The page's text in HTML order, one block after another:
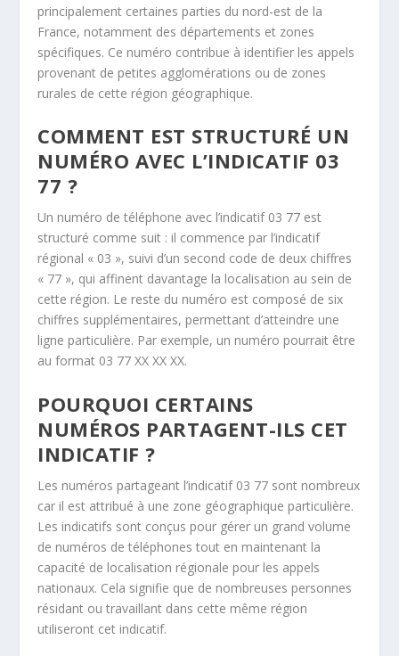
principalement certaines parties du nord-est de la
France, notamment des départements et zones
spécifiques. Ce numéro contribue à identifier les appels
provenant de petites agglomérations ou de zones
rurales de cette région géographique.
COMMENT EST STRUCTURÉ UN
NUMÉRO AVEC L’INDICATIF 03
77 ?
Un numéro de téléphone avec l’indicatif 03 77 est
structuré comme suit : il commence par l’indicatif
régional « 03 », suivi d’un second code de deux chiffres
« 77 », qui affinent davantage la localisation au sein de
cette région. Le reste du numéro est composé de six
chiffres supplémentaires, permettant d’atteindre une
ligne particulière. Par exemple, un numéro pourrait être
au format 03 77 XX XX XX.
POURQUOI CERTAINS
NUMÉROS PARTAGENT-ILS CET
INDICATIF ?
Les numéros partageant l’indicatif 03 77 sont nombreux
car il est attribué à une zone géographique particulière.
Les indicatifs sont conçus pour gérer un grand volume
de numéros de téléphones tout en maintenant la
capacité de localisation régionale pour les appels
nationaux. Cela signifie que de nombreuses personnes
résidant ou travaillant dans cette même région
utiliseront cet indicatif.